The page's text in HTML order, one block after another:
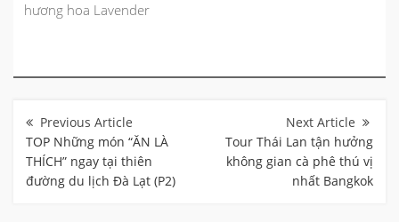
hương hoa Lavender
hướng
bài
viết
TOP Những món “ĂN LÀ
THÍCH” ngay tại thiên
đường du lịch Đà Lạt (P2)
Tour Thái Lan tận hưởng
không gian cà phê thú vị
nhất Bangkok